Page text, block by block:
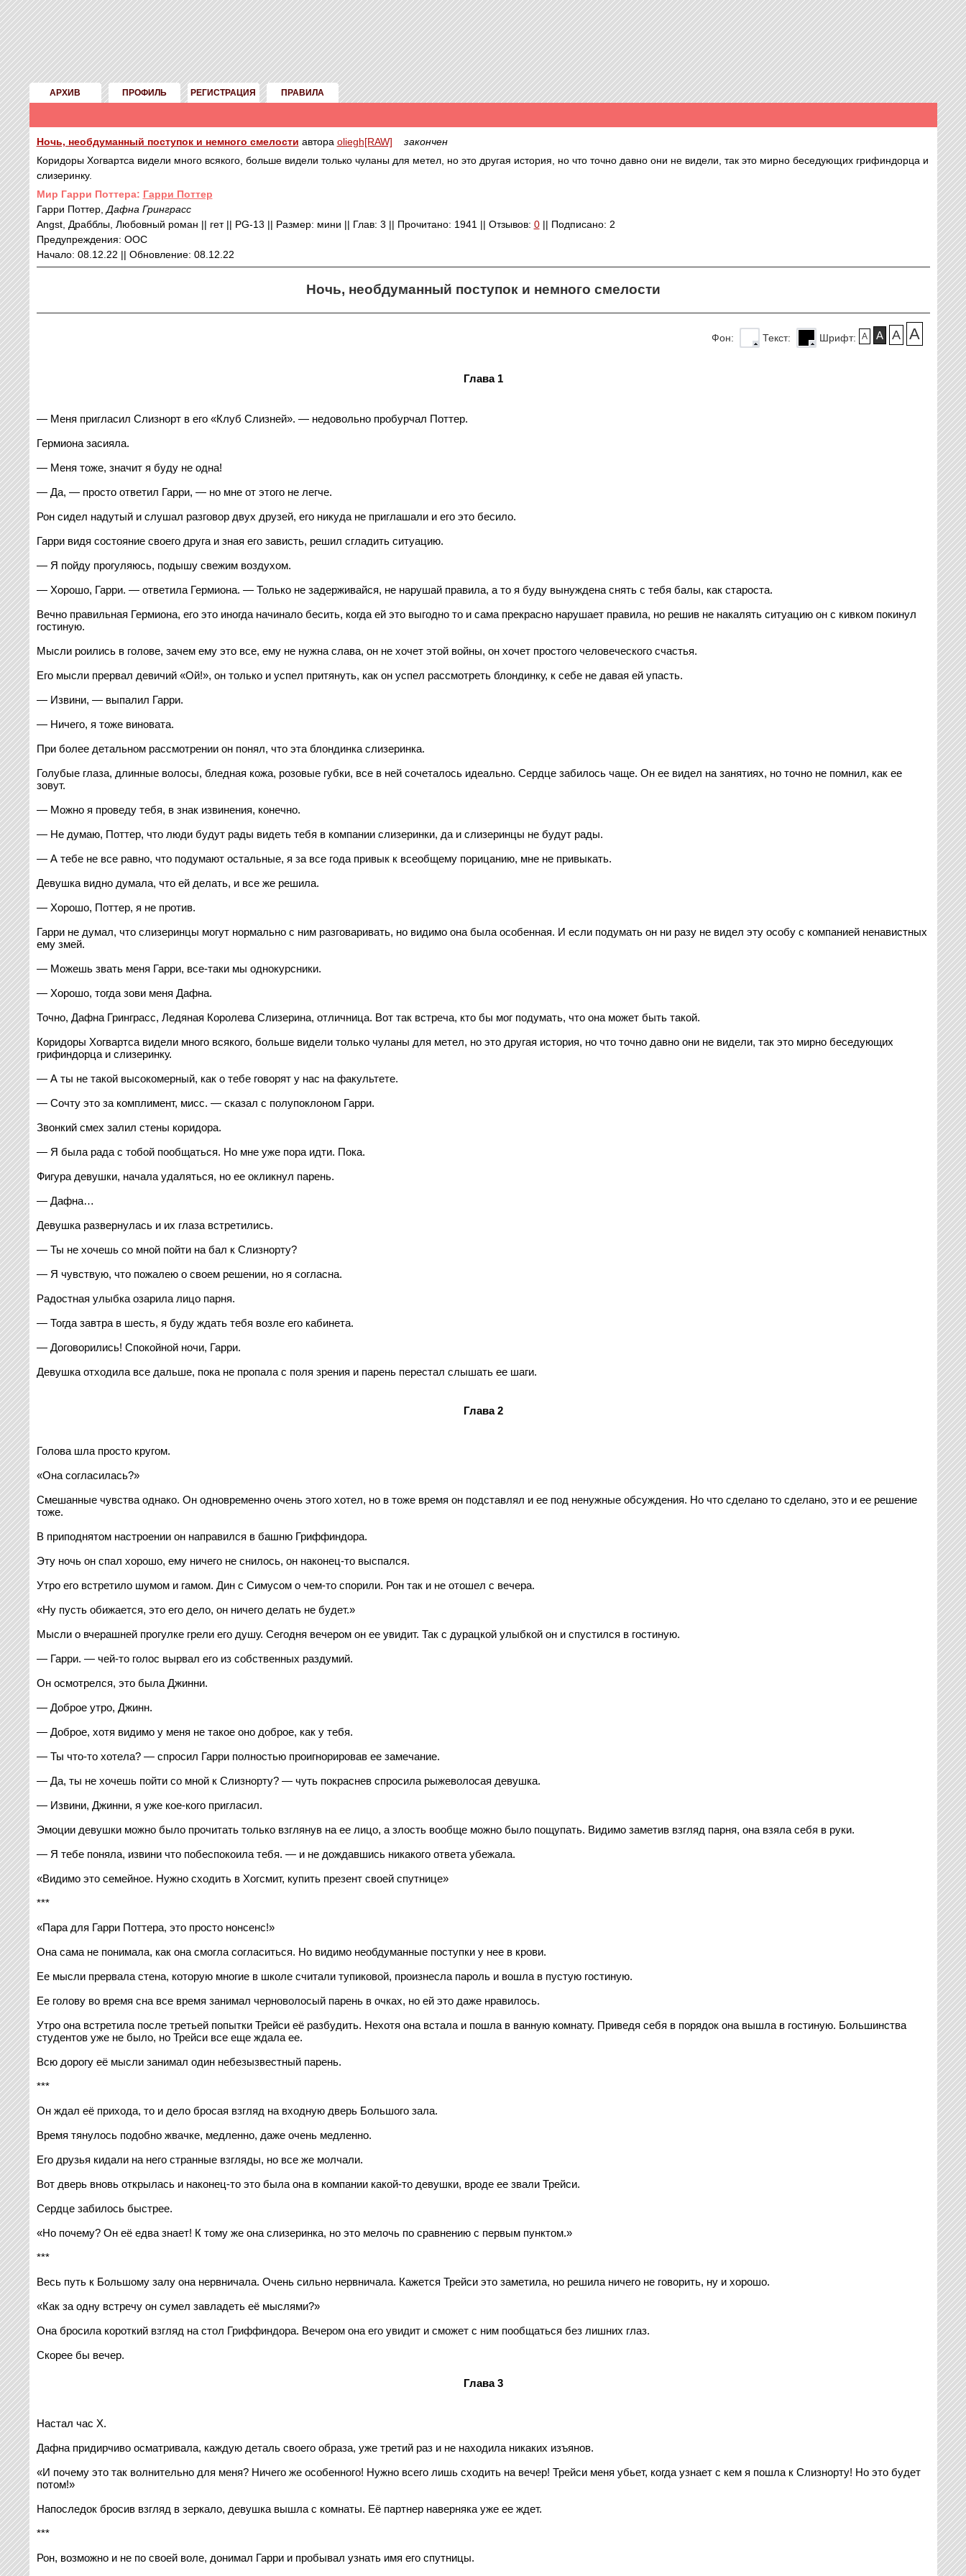
АРХИВ ПРОФИЛЬ РЕГИСТРАЦИЯ ПРАВИЛА
Ночь, необдуманный поступок и немного смелости автора oliegh[RAW]
закончен
Коридоры Хогвартса видели много всякого, больше видели только чуланы для метел, но это другая история, но что точно давно они не видели, так это мирно беседующих грифиндорца и
слизеринку.
Mир Гарри Поттера: Гарри Поттер
Гарри Поттер, Дафна Гринграсс
Angst, Драбблы, Любовный роман || гет || PG-13 || Размер: мини || Глав: 3 || Прочитано: 1941 || Отзывов: 0|| Подписано: 2
Предупреждения: ООС
Начало: 08.12.22 || Обновление: 08.12.22
Ночь, необдуманный поступок и немного смелости
A A A A
Шрифт:
Текст:
Фон:
Глава 1
— Меня пригласил Слизнорт в его «Клуб Слизней». — недовольно пробурчал Поттер.
Гермиона засияла.
— Меня тоже, значит я буду не одна!
— Да, — просто ответил Гарри, — но мне от этого не легче.
Рон сидел надутый и слушал разговор двух друзей, его никуда не приглашали и его это бесило.
Гарри видя состояние своего друга и зная его зависть, решил сгладить ситуацию.
— Я пойду прогуляюсь, подышу свежим воздухом.
— Хорошо, Гарри. — ответила Гермиона. — Только не задерживайся, не нарушай правила, а то я буду вынуждена снять с тебя балы, как староста.
Вечно правильная Гермиона, его это иногда начинало бесить, когда ей это выгодно то и сама прекрасно нарушает правила, но решив не накалять ситуацию он с кивком покинул
гостиную.
Мысли роились в голове, зачем ему это все, ему не нужна слава, он не хочет этой войны, он хочет простого человеческого счастья.
Его мысли прервал девичий «Ой!», он только и успел притянуть, как он успел рассмотреть блондинку, к себе не давая ей упасть.
— Извини, — выпалил Гарри.
— Ничего, я тоже виновата.
При более детальном рассмотрении он понял, что эта блондинка слизеринка.
Голубые глаза, длинные волосы, бледная кожа, розовые губки, все в ней сочеталось идеально. Сердце забилось чаще. Он ее видел на занятиях, но точно не помнил, как ее
зовут.
— Можно я проведу тебя, в знак извинения, конечно.
— Не думаю, Поттер, что люди будут рады видеть тебя в компании слизеринки, да и слизеринцы не будут рады.
— А тебе не все равно, что подумают остальные, я за все года привык к всеобщему порицанию, мне не привыкать.
Девушка видно думала, что ей делать, и все же решила.
— Хорошо, Поттер, я не против.
Гарри не думал, что слизеринцы могут нормально с ним разговаривать, но видимо она была особенная. И если подумать он ни разу не видел эту особу с компанией ненавистных
ему змей.
— Можешь звать меня Гарри, все-таки мы однокурсники.
— Хорошо, тогда зови меня Дафна.
Точно, Дафна Гринграсс, Ледяная Королева Слизерина, отличница. Вот так встреча, кто бы мог подумать, что она может быть такой.
Коридоры Хогвартса видели много всякого, больше видели только чуланы для метел, но это другая история, но что точно давно они не видели, так это мирно беседующих
грифиндорца и слизеринку.
— А ты не такой высокомерный, как о тебе говорят у нас на факультете.
— Сочту это за комплимент, мисс. — сказал с полупоклоном Гарри.
Звонкий смех залил стены коридора.
— Я была рада с тобой пообщаться. Но мне уже пора идти. Пока.
Фигура девушки, начала удаляться, но ее окликнул парень.
— Дафна…
Девушка развернулась и их глаза встретились.
— Ты не хочешь со мной пойти на бал к Слизнорту?
— Я чувствую, что пожалею о своем решении, но я согласна.
Радостная улыбка озарила лицо парня.
— Тогда завтра в шесть, я буду ждать тебя возле его кабинета.
— Договорились! Спокойной ночи, Гарри.
Девушка отходила все дальше, пока не пропала с поля зрения и парень перестал слышать ее шаги.
Глава 2
Голова шла просто кругом.
«Она согласилась?»
Смешанные чувства однако. Он одновременно очень этого хотел, но в тоже время он подставлял и ее под ненужные обсуждения. Но что сделано то сделано, это и ее решение
тоже.
В приподнятом настроении он направился в башню Гриффиндора.
Эту ночь он спал хорошо, ему ничего не снилось, он наконец-то выспался.
Утро его встретило шумом и гамом. Дин с Симусом о чем-то спорили. Рон так и не отошел с вечера.
«Ну пусть обижается, это его дело, он ничего делать не будет.»
Мысли о вчерашней прогулке грели его душу. Сегодня вечером он ее увидит. Так с дурацкой улыбкой он и спустился в гостиную.
— Гарри. — чей-то голос вырвал его из собственных раздумий.
Он осмотрелся, это была Джинни.
— Доброе утро, Джинн.
— Доброе, хотя видимо у меня не такое оно доброе, как у тебя.
— Ты что-то хотела? — спросил Гарри полностью проигнорировав ее замечание.
— Да, ты не хочешь пойти со мной к Слизнорту? — чуть покраснев спросила рыжеволосая девушка.
— Извини, Джинни, я уже кое-кого пригласил.
Эмоции девушки можно было прочитать только взглянув на ее лицо, а злость вообще можно было пощупать. Видимо заметив взгляд парня, она взяла себя в руки.
— Я тебе поняла, извини что побеспокоила тебя. — и не дождавшись никакого ответа убежала.
«Видимо это семейное. Нужно сходить в Хогсмит, купить презент своей спутнице»
***
«Пара для Гарри Поттера, это просто нонсенс!»
Она сама не понимала, как она смогла согласиться. Но видимо необдуманные поступки у нее в крови.
Ее мысли прервала стена, которую многие в школе считали тупиковой, произнесла пароль и вошла в пустую гостиную.
Ее голову во время сна все время занимал черноволосый парень в очках, но ей это даже нравилось.
Утро она встретила после третьей попытки Трейси её разбудить. Нехотя она встала и пошла в ванную комнату. Приведя себя в порядок она вышла в гостиную. Большинства
студентов уже не было, но Трейси все еще ждала ее.
Всю дорогу её мысли занимал один небезызвестный парень.
***
Он ждал её прихода, то и дело бросая взгляд на входную дверь Большого зала.
Время тянулось подобно жвачке, медленно, даже очень медленно.
Его друзья кидали на него странные взгляды, но все же молчали.
Вот дверь вновь открылась и наконец-то это была она в компании какой-то девушки, вроде ее звали Трейси.
Сердце забилось быстрее.
«Но почему? Он её едва знает! К тому же она слизеринка, но это мелочь по сравнению с первым пунктом.»
***
Весь путь к Большому залу она нервничала. Очень сильно нервничала. Кажется Трейси это заметила, но решила ничего не говорить, ну и хорошо.
«Как за одну встречу он сумел завладеть её мыслями?»
Она бросила короткий взгляд на стол Гриффиндора. Вечером она его увидит и сможет с ним пообщаться без лишних глаз.
Скорее бы вечер.
Глава 3
Настал час Х.
Дафна придирчиво осматривала, каждую деталь своего образа, уже третий раз и не находила никаких изъянов.
«И почему это так волнительно для меня? Ничего же особенного! Нужно всего лишь сходить на вечер! Трейси меня убьет, когда узнает с кем я пошла к Слизнорту! Но это будет
потом!»
Напоследок бросив взгляд в зеркало, девушка вышла с комнаты. Её партнер наверняка уже ее ждет.
***
Рон, возможно и не по своей воле, донимал Гарри и пробывал узнать имя его спутницы.